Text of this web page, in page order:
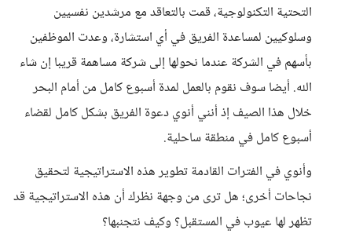
التحتية التكنولوجية، قمت بالتعاقد مع مرشدين نفسيين
وسلوكيين لمساعدة الفريق في أي استشارة، وعدت الموظفين
بأسهم في الشركة عندما نحولها إلى شركة مساهمة قريبا إن شاء
الله. أيضا سوف نقوم بالعمل لمدة أسبوع كامل من أمام البحر
خلال هذا الصيف إذ أنني أنوي دعوة الفريق بشكل كامل لقضاء
أسبوع كامل في منطقة ساحلية.
وأنوي في الفترات القادمة تطوير هذه الاستراتيجية لتحقيق
نجاحات أخرى؛ هل ترى من وجهة نظرك أن هذه الاستراتيجية قد
تظهر لها عيوب في المستقبل؟ وكيف نتجنبها؟